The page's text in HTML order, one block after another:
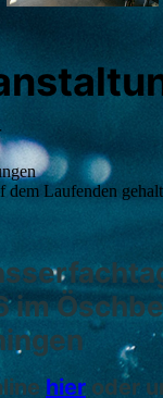
dem Laufenden
im
hier oder